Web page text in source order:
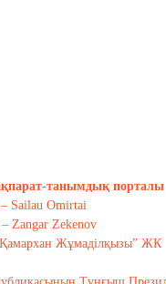
танымдық порталы
Sailau Omirtai
Zangar Zekenov
Жұмаділқызы” ЖК